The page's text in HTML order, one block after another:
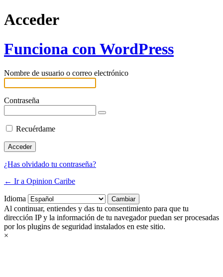
Acceder
Funciona con WordPress
Nombre de usuario o correo electrónico
Contraseña
Recuérdame
¿Has olvidado tu contraseña?
← Ir a Opinion Caribe
Idioma
Al continuar, entiendes y das tu consentimiento para que tu
dirección IP y la información de tu navegador puedan ser procesadas
por los plugins de seguridad instalados en este sitio.
×